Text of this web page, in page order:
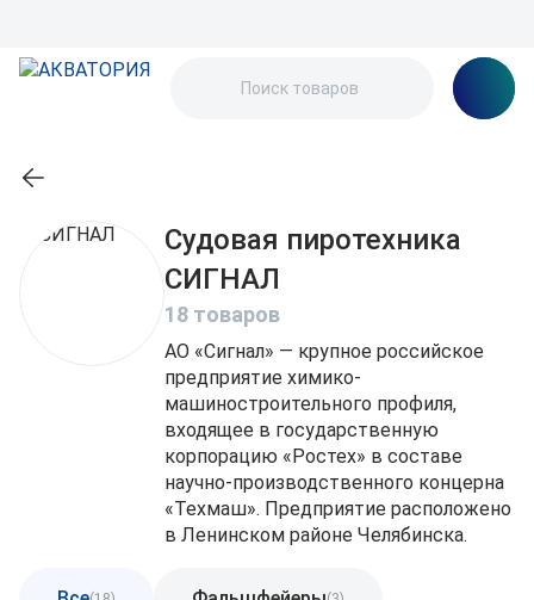
Судовая пиротехника
СИГНАЛ
18 товаров
АО «Сигнал» — крупное российское
предприятие химико-
машиностроительного профиля,
входящее в государственную
корпорацию «Ростех» в составе
научно-производственного концерна
«Техмаш». Предприятие расположено
в Ленинском районе Челябинска.